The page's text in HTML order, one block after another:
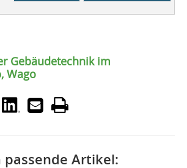
Gebäudetechnik im
Wago
passende Artikel: